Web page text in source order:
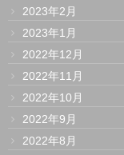
2023年2月
2023年1月
2022年12月
2022年11月
2022年10月
2022年9月
2022年8月